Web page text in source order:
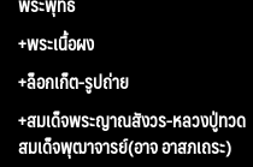
+พระเนื้อผง
+ล็อกเก็ต-รูปถ่าย
+สมเด็จพระญาณสังวร-หลวงปู่ทวด
สมเด็จพุฒาจารย์(อาจ อาสภเถระ)